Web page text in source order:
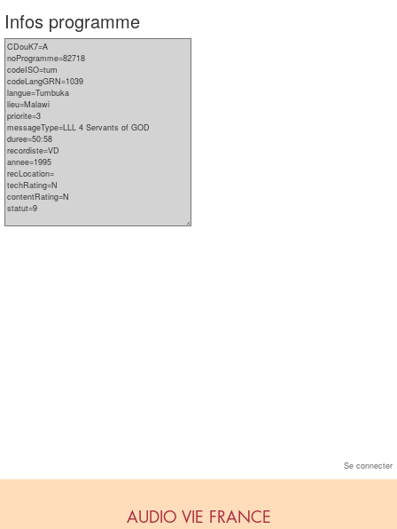
Infos programme
Se connecter
AUDIO VIE FRANCE